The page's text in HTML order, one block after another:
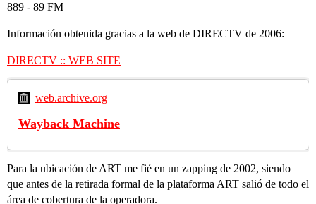
889 - 89 FM
Información obtenida gracias a la web de DIRECTV de 2006:
DIRECTV :: WEB SITE
web.archive.org
Wayback Machine
Para la ubicación de ART me fié en un zapping de 2002, siendo
que antes de la retirada formal de la plataforma ART salió de todo el
área de cobertura de la operadora.